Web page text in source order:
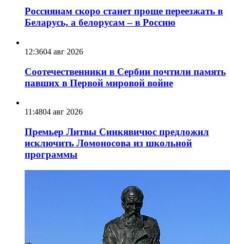
Россиянам скоро станет проще переезжать в
Беларусь, а белорусам – в Россию
12:3604 авг 2026
Соотечественники в Сербии почтили память
павших в Первой мировой войне
11:4804 авг 2026
Премьер Литвы Синкявичюс предложил
исключить Ломоносова из школьной
программы